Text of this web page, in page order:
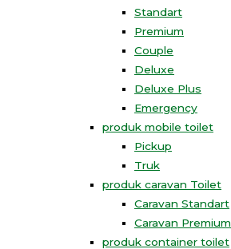
Standart
Premium
Couple
Deluxe
Deluxe Plus
Emergency
produk mobile toilet
Pickup
Truk
produk caravan Toilet
Caravan Standart
Caravan Premium
produk container toilet